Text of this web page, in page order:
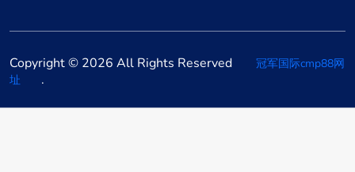
Copyright © 2026 All Rights Reserved
冠军国际cmp88网
址
.